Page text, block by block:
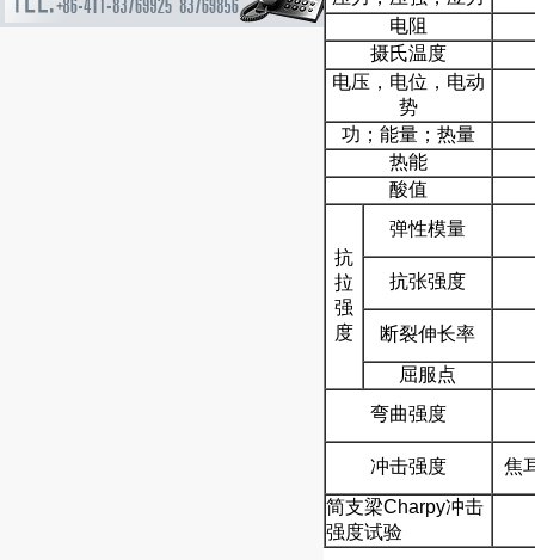
电阻
摄氏温度
电压，电位，电动
势
功；能量；热量
热能
酸值
抗
拉
强
度
弹性模量
抗张强度
断裂伸长率
屈服点
弯曲强度
冲击强度
焦
简支梁Charpy冲击
强度试验